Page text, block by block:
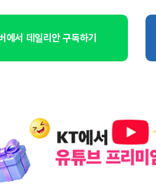
에서 데일리안 구독하기